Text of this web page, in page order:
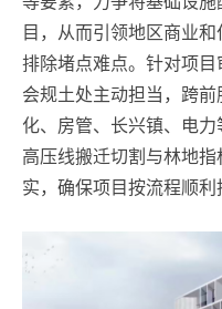
目，从而引领地区商业和
排除堵点难点。针对项
会规土处主动担当，跨
化、房管、长兴镇、电
高压线搬迁切割与林地
实，确保项目按流程顺利